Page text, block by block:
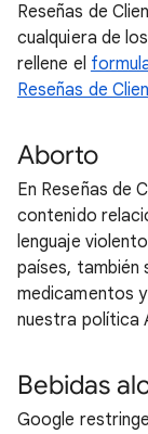
Reseñas de
cualquiera de
rellene el
Reseñas de
Aborto
En Reseñas de
contenido
lenguaje
países, también
medicamentos
nuestra política
Bebidas
Google